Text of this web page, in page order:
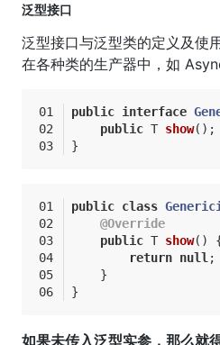
泛型接口
泛型接口与泛型类的定义及使
在各种类的生产器中，如
public interface
public T show() ;
}
public class
@Override
public T show()
return null ;
    }
}
如果未传入泛型实参，那么就